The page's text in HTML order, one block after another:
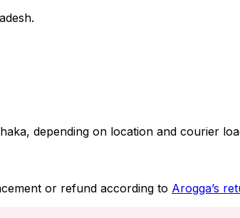
depending on location and courier
or refund according to Arogga’s